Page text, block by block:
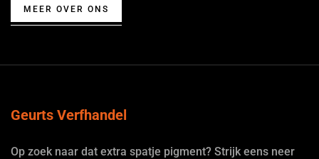
MEER OVER ONS
Geurts Verfhandel
Op zoek naar dat extra spatje pigment? Strijk eens neer